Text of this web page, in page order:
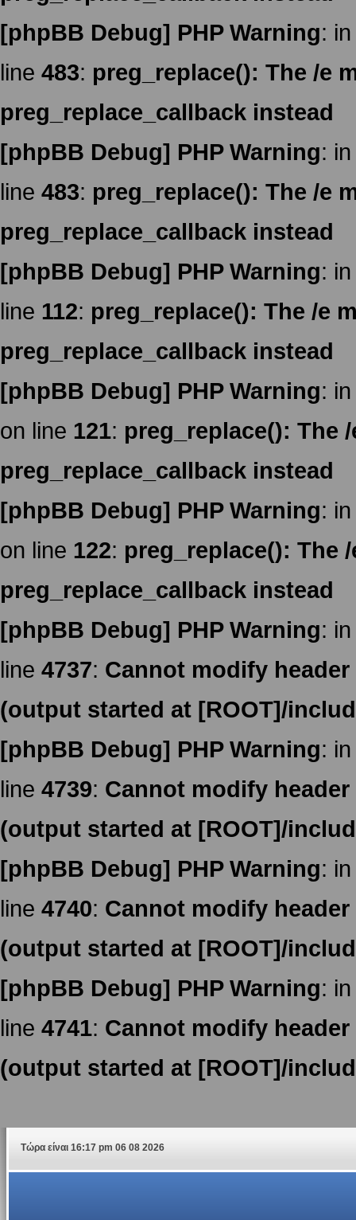
[phpBB Debug] PHP Warning:
line 483: preg_replace(): The /e
preg_replace_callback instead
[phpBB Debug] PHP Warning:
line 483: preg_replace(): The /e
preg_replace_callback instead
[phpBB Debug] PHP Warning:
line 112: preg_replace(): The /e
preg_replace_callback instead
[phpBB Debug] PHP Warning:
on line 121: preg_replace(): The
preg_replace_callback instead
[phpBB Debug] PHP Warning:
on line 122: preg_replace(): The
preg_replace_callback instead
[phpBB Debug] PHP Warning:
line 4737: Cannot modify
(output started at [ROOT]/
[phpBB Debug] PHP Warning:
line 4739: Cannot modify
(output started at [ROOT]/
[phpBB Debug] PHP Warning:
line 4740: Cannot modify
(output started at [ROOT]/
[phpBB Debug] PHP Warning:
line 4741: Cannot modify
(output started at [ROOT]/
Τώρα είναι 16:17 pm 06 08 2026